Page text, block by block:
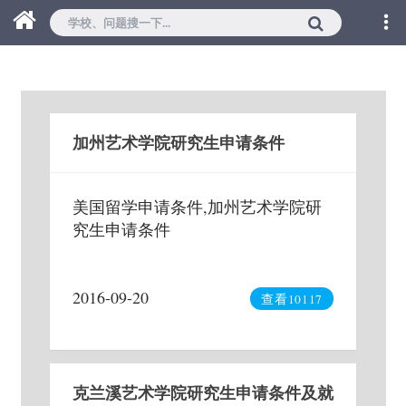
加州艺术学院研究生申请条件
美国留学申请条件,加州艺术学院研
究生申请条件
2016-09-20 查看10117
克兰溪艺术学院研究生申请条件及就